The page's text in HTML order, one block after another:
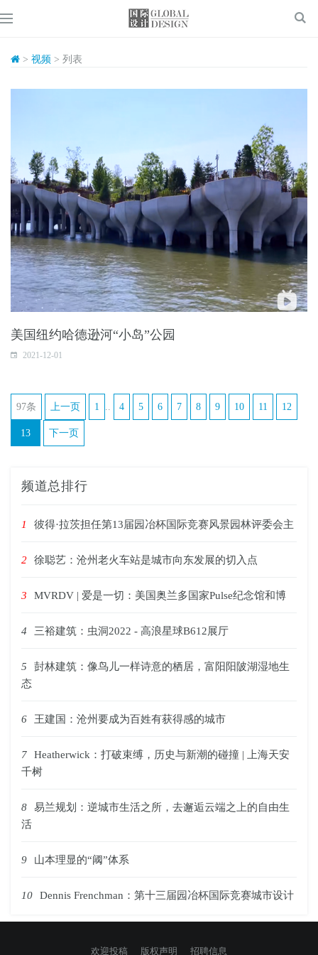
> 视频 > 列表
美国纽约哈德逊河“小岛”公园
2021-12-01
97条 上一页 1 4 5 6 7 8 9 10 11 12
13 下一页
频道总排行
1 彼得·拉茨担任第13届园冶杯国际竞赛风景园林评委会主
2 徐聪艺：沧州老火车站是城市向东发展的切入点
3 MVRDV | 爱是一切：美国奥兰多国家Pulse纪念馆和博
4 三裕建筑：虫洞2022 - 高浪星球B612展厅
5
尌林建筑：像鸟儿一样诗意的栖居，富阳阳陂湖湿地生
态
6 王建国：沧州要成为百姓有获得感的城市
7
Heatherwick：打破束缚，历史与新潮的碰撞 | 上海天安
千树
8
易兰规划：逆城市生活之所，去邂逅云端之上的自由生
活
9 山本理显的“阈”体系
10 Dennis Frenchman：第十三届园冶杯国际竞赛城市设计
欢迎投稿 版权声明 招聘信息